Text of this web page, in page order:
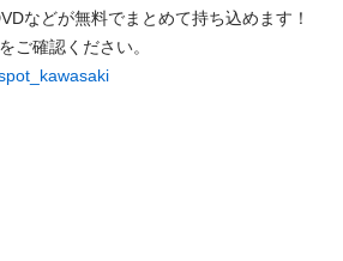
などが無料でまとめて持ち込めます！